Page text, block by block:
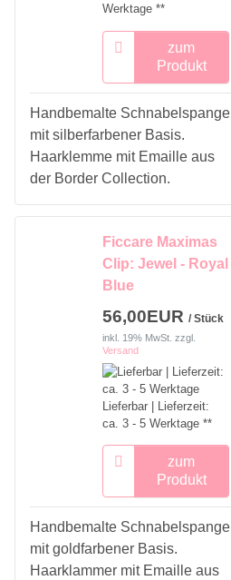
Werktage **
zum
Produkt
Handbemalte Schnabelspange
mit silberfarbener Basis.
Haarklemme mit Emaille aus
der Border Collection.
Ficcare Maximas
Clip: Jewel - Royal
Blue
56,00EUR / Stück
inkl. 19% MwSt. zzgl.
Versand
Lieferbar | Lieferzeit:
ca. 3 - 5 Werktage **
zum
Produkt
Handbemalte Schnabelspange
mit goldfarbener Basis.
Haarklammer mit Emaille aus